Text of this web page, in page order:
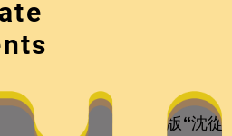
從文著作
and your dreams, as they
版“沈從